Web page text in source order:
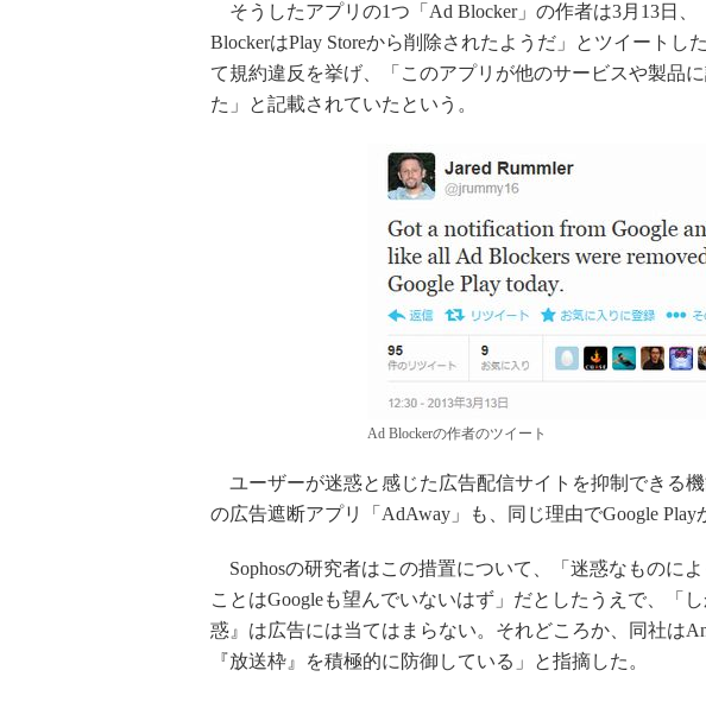
そうしたアプリの1つ「Ad Blocker」の作者は3月13日、
BlockerはPlay Storeから削除されたようだ」とツイートし
て規約違反を挙げ、「このアプリが他のサービスや製品
た」と記載されていたという。
Ad Blockerの作者のツイート
ユーザーが迷惑と感じた広告配信サイトを抑制できる
の広告遮断アプリ「AdAway」も、同じ理由でGoogle Play
Sophosの研究者はこの措置について、「迷惑なものに
ことはGoogleも望んでいないはず」だとしたうえで、「
惑』は広告には当てはまらない。それどころか、同社は
『放送枠』を積極的に防御している」と指摘した。